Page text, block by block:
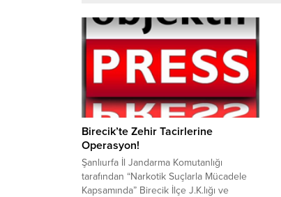
Birecik’te Zehir Tacirlerine
Operasyon!
Şanlıurfa İl Jandarma Komutanlığı
tarafından “Narkotik Suçlarla Mücadele
Kapsamında” Birecik İlçe J.K.lığı ve